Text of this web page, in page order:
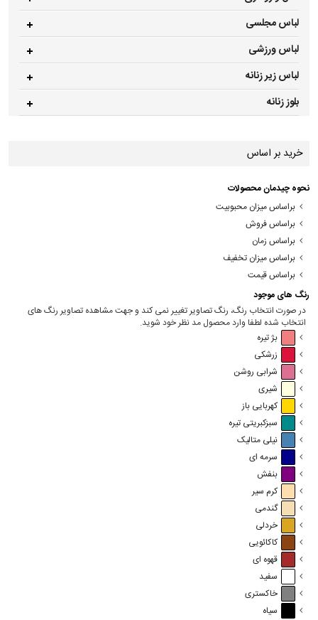
لباس مجلسی
لباس ورزشی
لباس زیر زنانه
بلوز زنانه
خرید بر اساس
نحوه چیدمان محصولات
براساس میزان محبوبیت
براساس فروش
براساس زمان
براساس میزان تخفیف
براساس قیمت
رنگ های موجود
در صورت انتخاب رنگ، رنگ تصاویر تغییر نمی کند و جهت مشاهده تصاویر رنگ های
انتخاب شده لطفا وارد محصول مد نظر خود شوید.
بژ تیره
زرشکی
شرابی روشن
شیری
کهربایی باز
سبزکبریتی تیره
نیلی متالیک
سرمه ای
بنفش
کرم سیر
گندمی
خردلی
کاکائویی
قهوه ای
سفید
خاکستری
سیاه